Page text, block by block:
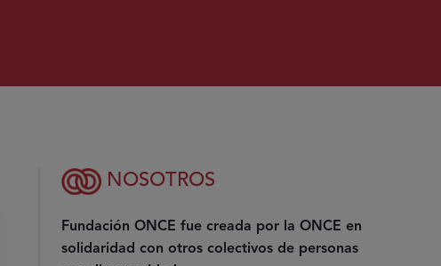
NOSOTROS
Fundación ONCE fue creada por la ONCE en
solidaridad con otros colectivos de personas